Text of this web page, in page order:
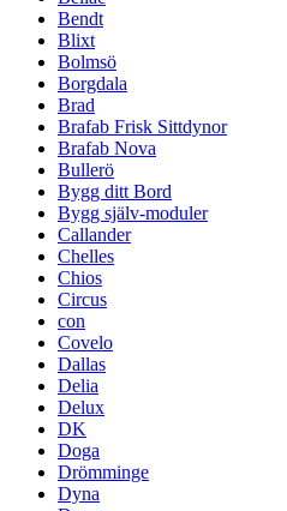
Bendt
Blixt
Bolmsö
Borgdala
Brad
Brafab Frisk Sittdynor
Brafab Nova
Bullerö
Bygg ditt Bord
Bygg själv-moduler
Callander
Chelles
Chios
Circus
con
Covelo
Dallas
Delia
Delux
DK
Doga
Drömminge
Dyna